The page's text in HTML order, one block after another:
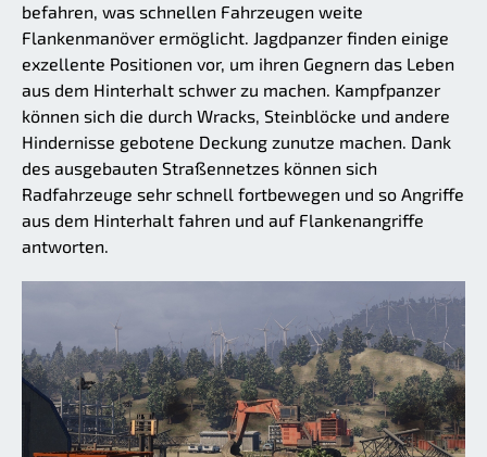
befahren, was schnellen Fahrzeugen weite
Flankenmanöver ermöglicht. Jagdpanzer finden einige
exzellente Positionen vor, um ihren Gegnern das Leben
aus dem Hinterhalt schwer zu machen. Kampfpanzer
können sich die durch Wracks, Steinblöcke und andere
Hindernisse gebotene Deckung zunutze machen. Dank
des ausgebauten Straßennetzes können sich
Radfahrzeuge sehr schnell fortbewegen und so Angriffe
aus dem Hinterhalt fahren und auf Flankenangriffe
antworten.